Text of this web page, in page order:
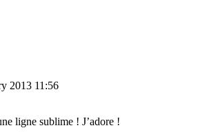
2013 11:56
ligne sublime ! J’adore !